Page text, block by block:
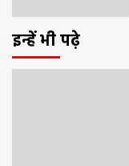
इन्हें भी पढ़े